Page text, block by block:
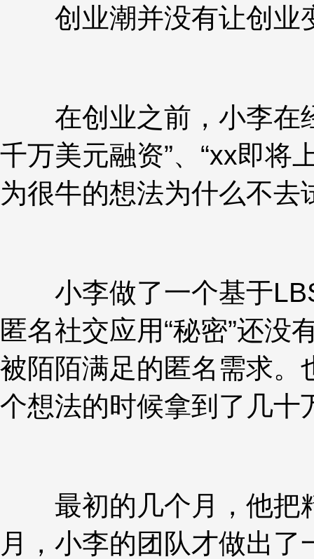
创业潮并没有让创业
在创业之前，小李在经
千万美元融资”、“xx即将
为很牛的想法为什么不去
小李做了一个基于LBS
匿名社交应用“秘密”还
被陌陌满足的匿名需求。
个想法的时候拿到了几十
最初的几个月，他把
月，小李的团队才做出